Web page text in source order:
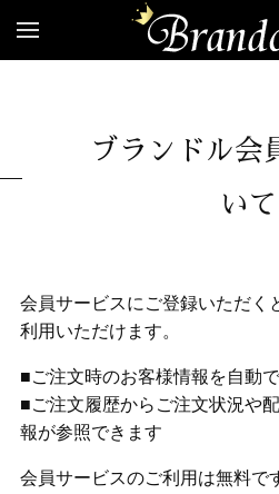
ブランドル会
いて
会員サービスにご登録いただく
利用いただけます。
■ご注文時のお客様情報を自動
■ご注文履歴からご注文状況や
報が参照できます
会員サービスのご利用は無料で